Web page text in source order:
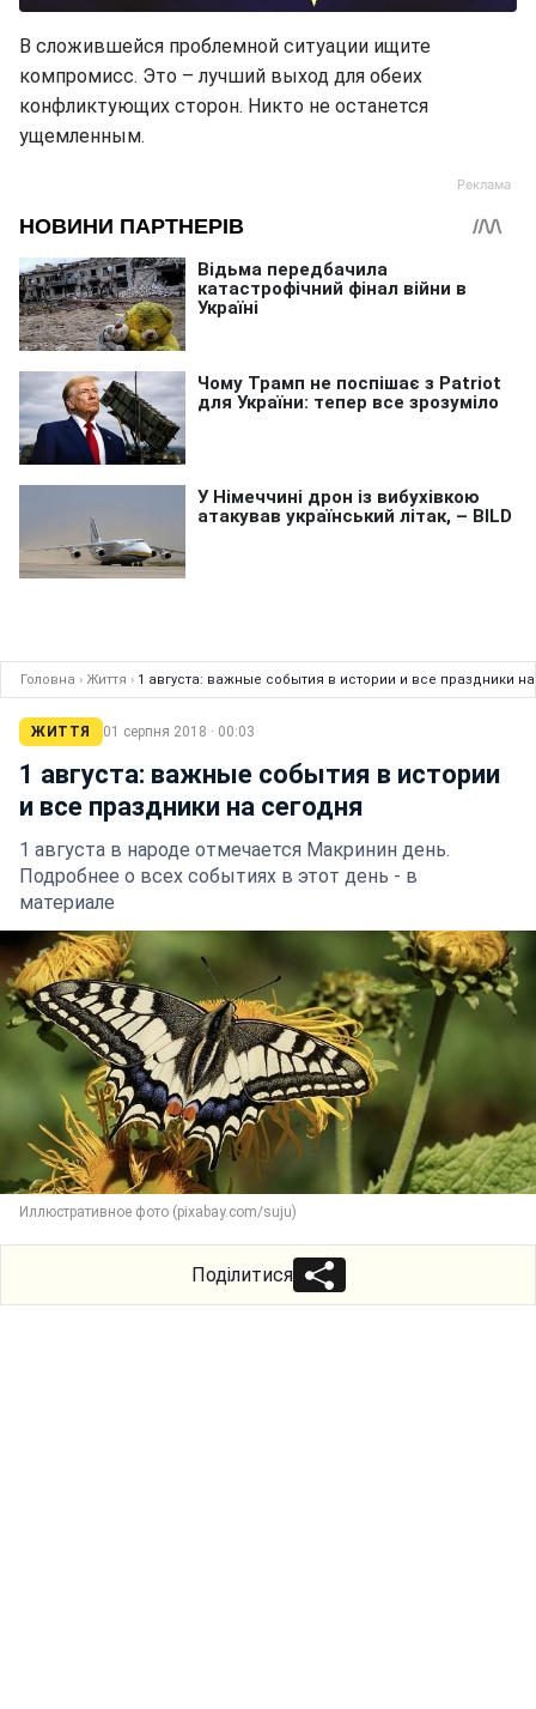
В сложившейся проблемной ситуации ищите
компромисс. Это – лучший выход для обеих
конфликтующих сторон. Никто не останется
ущемленным.
Головна › Життя › 1 августа: важные события в истории и все праздники
ЖИТТЯ 01 серпня 2018 · 00:03
1 августа: важные события в истории
и все праздники на сегодня
1 августа в народе отмечается Макринин день.
Подробнее о всех событиях в этот день - в
материале
Иллюстративное фото (pixabay.com/suju)
Поділитися